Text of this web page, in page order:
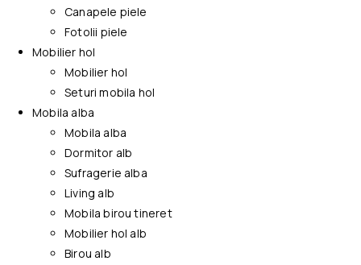
Canapele piele
Fotolii piele
Mobilier hol
Mobilier hol
Seturi mobila hol
Mobila alba
Mobila alba
Dormitor alb
Sufragerie alba
Living alb
Mobila birou tineret
Mobilier hol alb
Birou alb